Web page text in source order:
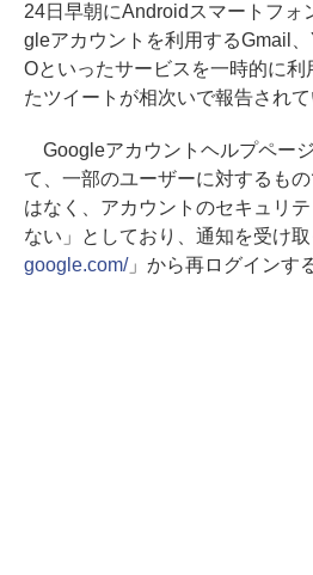
24日早朝にAndroidスマートフォ
gleアカウントを利用するGmail
Oといったサービスを一時的に利
たツイートが相次いで報告されて
Googleアカウントヘルプペー
て、一部のユーザーに対するも
はなく、アカウントのセキュリ
ない」としており、通知を受け取
google.com/」から再ログインす